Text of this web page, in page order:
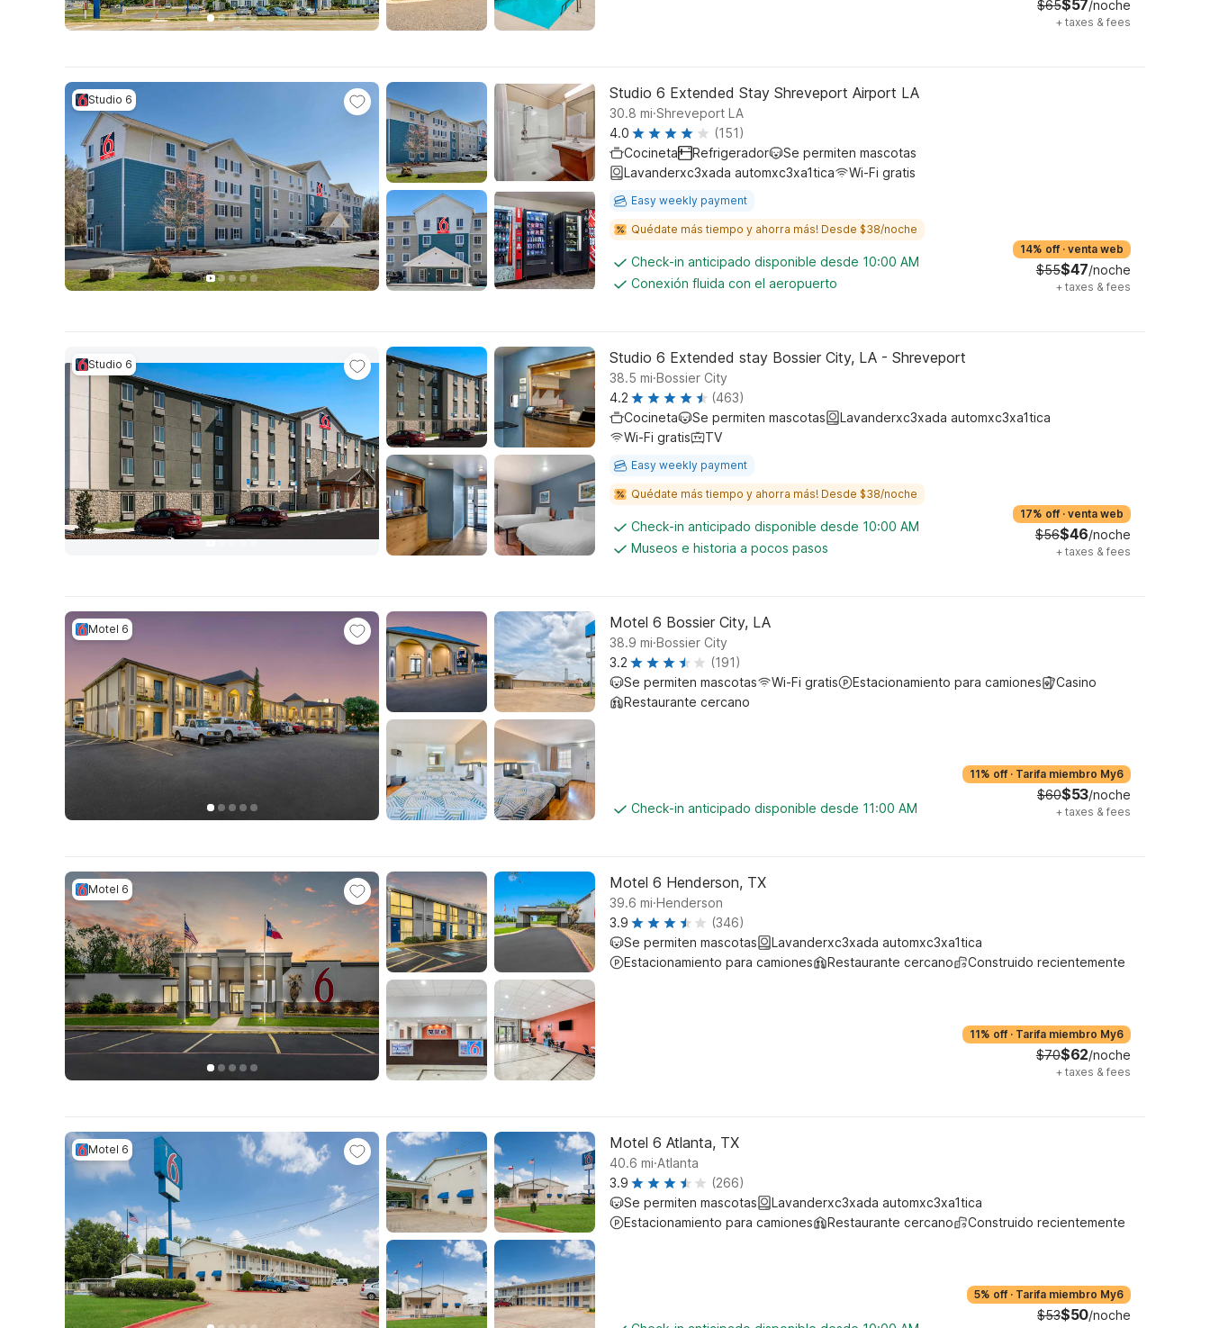
$65$57/noche
+ taxes & fees
Studio 6 Studio 6 Extended Stay Shreveport Airport LA
30.8 mi.Shreveport LA
4.0
(151)
Cocineta
Refrigerador
Se permiten mascotas
Lavanderxc3xada automxc3xa1tica
Wi-Fi gratis
Easy weekly payment
Quédate más tiempo y ahorra más! Desde $38/noche
Check-in anticipado disponible desde 10:00 AM
Conexión fluida con el aeropuerto
14% off · venta web
$55$47/noche
+ taxes & fees
Studio 6 Studio 6 Extended stay Bossier City, LA - Shreveport
38.5 mi.Bossier City
4.2
(463)
Cocineta
Se permiten mascotas
Lavanderxc3xada automxc3xa1tica
Wi-Fi gratis
TV
Easy weekly payment
Quédate más tiempo y ahorra más! Desde $38/noche
Check-in anticipado disponible desde 10:00 AM
Museos e historia a pocos pasos
17% off · venta web
$56$46/noche
+ taxes & fees
Motel 6 Motel 6 Bossier City, LA
38.9 mi.Bossier City
3.2
(191)
Se permiten mascotas
Wi-Fi gratis Estacionamiento para camiones
Casino
Restaurante cercano
Check-in anticipado disponible desde 11:00 AM
11% off · Tarifa miembro My6
$60$53/noche
+ taxes & fees
Motel 6 Motel 6 Henderson, TX
39.6 mi.Henderson
3.9
(346)
Se permiten mascotas
Lavanderxc3xada automxc3xa1tica
Estacionamiento para camiones
Restaurante cercano Construido recientemente
11% off · Tarifa miembro My6
$70$62/noche
+ taxes & fees
Motel 6 Motel 6 Atlanta, TX
40.6 mi.Atlanta
3.9
(266)
Se permiten mascotas
Lavanderxc3xada automxc3xa1tica
Estacionamiento para camiones
Restaurante cercano Construido recientemente
5% off · Tarifa miembro My6
$53$50/noche